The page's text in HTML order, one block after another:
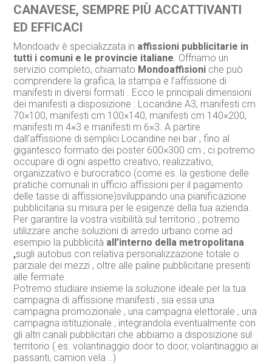
CANAVESE, SEMPRE PIÙ ACCATTIVANTI
ED EFFICACI
Mondoadv è specializzata in affissioni pubblicitarie in
tutti i comuni e le provincie italiane. Offriamo un
servizio completo, chiamato Mondoaffisioni che può
comprendere la grafica, la stampa e l’affissione di
manifesti in diversi formati . Ecco le principali dimensioni
dei manifesti a disposizione : Locandine A3, manifesti cm
70×100, manifesti cm 100×140, manifesti cm 140×200,
manifesti m 4×3 e manifesti m 6×3. A partire
dall’affissione di semplici Locandine nei bar , fino al
gigantesco formato dei poster 600×300 cm , ci potremo
occupare di ogni aspetto creativo, realizzativo,
organizzativo e burocratico (come es. la gestione delle
pratiche comunali in ufficio affissioni per il pagamento
delle tasse di affissione)sviluppando una pianificazione
pubblicitaria su misura per le esigenze della tua azienda.
Per garantire la vostra visibilità sul territorio , potremo
utilizzare anche soluzioni di arredo urbano come ad
esempio la pubblicità all’interno della metropolitana
,sugli autobus con relativa personalizzazione totale o
parziale dei mezzi , oltre alle paline pubblicitarie presenti
alle fermate.
Potremo studiare insieme la soluzione ideale per la tua
campagna di affissione manifesti , sia essa una
campagna promozionale , una campagna elettorale , una
campagna istituzionale , integrandola eventualmente con
gli altri canali pubblicitari che abbiamo a disposizione sul
territorio ( es. volantinaggio door to door, volantinaggio ai
passanti, camion vela ..)